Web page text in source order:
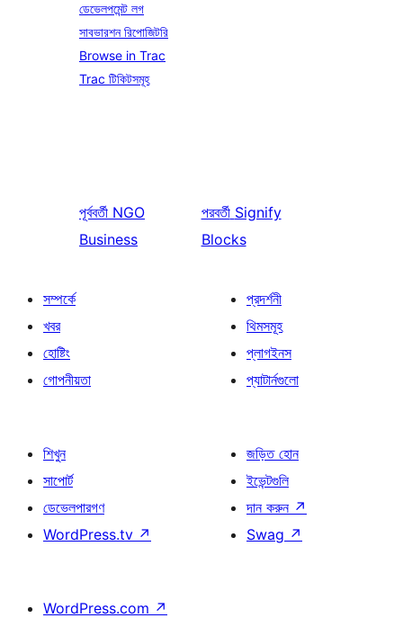
ডেভেলপমেন্ট লগ
সাবভারশন রিপোজিটরি
Browse in Trac
Trac টিকিটসমূহ
পূর্ববর্তী NGO
Business
পরবর্তী Signify
Blocks
সম্পর্কে
খবর
হোষ্টিং
গোপনীয়তা
প্রদর্শনী
থিমসমূহ
প্লাগইনস
প্যাটার্নগুলো
শিখুন
সাপোর্ট
ডেভেলপারগণ
WordPress.tv ↗
জড়িত হোন
ইভেন্টগুলি
দান করুন ↗
Swag ↗
WordPress.com ↗